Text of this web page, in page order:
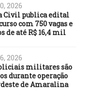
2026
Civil publica edital
com 750 vagas e
de até R$ 16,4 mil
2026
militares são
durante operação
de Amaralina